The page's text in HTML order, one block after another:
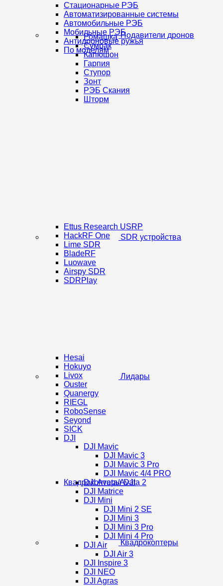
Подавители дронов
Стационарные РЭБ
Автоматизированные системы
Автомобильные РЭБ
Мобильные РЭБ
Антидроновые ружья
По моделям
Ромашка
Сумрак
Капюшон
Гарпия
Ступор
Зонт
РЭБ Скания
Шторм
SDR устройства
Ettus Research USRP
HackRF One
Lime SDR
BladeRF
Luowave
Airspy SDR
SDRPlay
Лидары
Hesai
Hokuyo
Livox
Ouster
Quanergy
RIEGL
RoboSense
Seyond
SICK
DJI
Квадрокоптеры
Квадрокоптеры DJI
DJI Mavic
DJI Mavic 3
DJI Mavic 3 Pro
DJI Mavic 4/4 PRO
DJI Avata/Avata 2
DJI Matrice
DJI Mini
DJI Mini 2 SE
DJI Mini 3
DJI Mini 3 Pro
DJI Mini 4 Pro
DJI Air
DJI Air 3
DJI Inspire 3
DJI NEO
DJI Agras